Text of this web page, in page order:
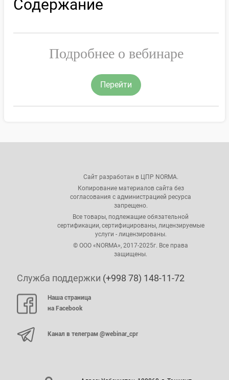
Содержание
Подробнее о вебинаре
Перейти
Сайт разработан в ЦПР NORMA.
Копирование материалов сайта без
согласования с администрацией ресурса
запрещено.
Все товары, подлежащие обязательной
сертификации, сертифицированы, лицензируемые
услуги - лицензированы.
© ООО «NORMA», 2017-2025г. Все права
защищены.
Служба поддержки (+998 78) 148-11-72
Наша страница
на Facebook
Канал в телеграм @webinar_cpr